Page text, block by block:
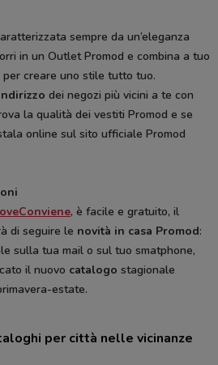
sempre da un’eleganza
in un Outlet Promod e combina a tuo
creare uno stile tutto tuo.
dei negozi più vicini a te con
la qualità dei vestiti Promod e se
online sul sito ufficiale Promod
, è facile e gratuito, il
di seguire le novità in casa Promod:
sulla tua mail o sul tuo smatphone,
il nuovo catalogo stagionale
estate.
per città nelle vicinanze